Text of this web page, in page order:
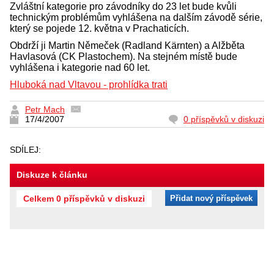
Zvláštní kategorie pro závodníky do 23 let bude kvůli
technickým problémům vyhlášena na dalším závodě série,
který se pojede 12. května v Prachaticích.
Obdrží ji Martin Němeček (Radland Kärnten) a Alžběta
Havlasová (CK Plastochem). Na stejném místě bude
vyhlášena i kategorie nad 60 let.
Hluboká nad Vltavou - prohlídka trati
Petr Mach
17/4/2007
0 příspěvků v diskuzi
SDÍLEJ:
Diskuze k článku
Celkem 0 příspěvků v diskuzi Přidat nový příspěvek